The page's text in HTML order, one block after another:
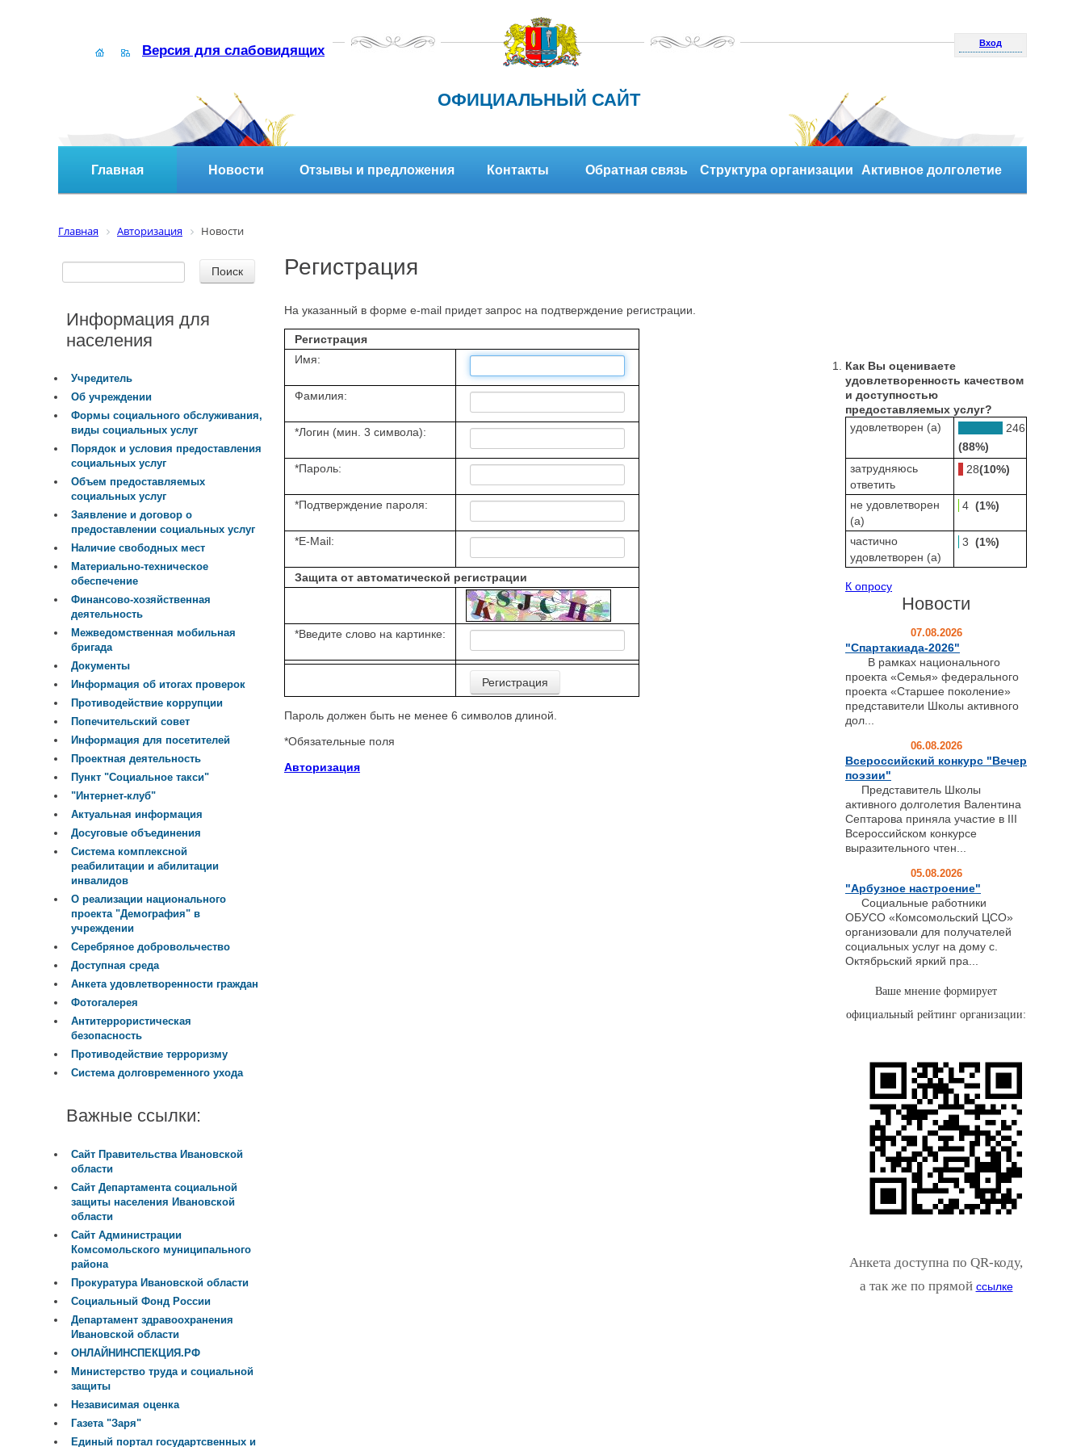
Версия для слабовидящих Вход
ОФИЦИАЛЬНЫЙ САЙТ
Главная Новости Отзывы и предложения Контакты Обратная связь Структура организации Активное долголетие
Главная Авторизация Новости
Регистрация
На указанный в форме e-mail придет запрос на подтверждение регистрации.
Регистрация
Имя:
Фамилия:
*Логин (мин. 3 символа):
*Пароль:
*Подтверждение пароля:
*E-Mail:
Защита от автоматической регистрации
*Введите слово на картинке:
Пароль должен быть не менее 6 символов длиной.
*Обязательные поля
Авторизация
Информация для
населения
Учредитель
Об учреждении
Формы социального обслуживания,
виды социальных услуг
Порядок и условия предоставления
социальных услуг
Объем предоставляемых
социальных услуг
Заявление и договор о
предоставлении социальных услуг
Наличие свободных мест
Материально-техническое
обеспечение
Финансово-хозяйственная
деятельность
Межведомственная мобильная
бригада
Документы
Информация об итогах проверок
Противодействие коррупции
Попечительский совет
Информация для посетителей
Проектная деятельность
Пункт "Социальное такси"
"Интернет-клуб"
Актуальная информация
Досуговые объединения
Система комплексной
реабилитации и абилитации
инвалидов
О реализации национального
проекта "Демография" в
учреждении
Серебряное добровольчество
Доступная среда
Анкета удовлетворенности граждан
Фотогалерея
Антитеррористическая
безопасность
Противодействие терроризму
Система долговременного ухода
Важные ссылки:
Сайт Правительства Ивановской
области
Сайт Департамента социальной
защиты населения Ивановской
области
Сайт Администрации
Комсомольского муниципального
района
Прокуратура Ивановской области
Социальный Фонд России
Департамент здравоохранения
Ивановской области
ОНЛАЙНИНСПЕКЦИЯ.РФ
Министерство труда и социальной
защиты
Независимая оценка
Газета "Заря"
Единый портал государтсвенных и
Как Вы оцениваете
удовлетворенность качеством
и доступностью
предоставляемых услуг?
удовлетворен (а)
246
(88%)
затрудняюсь
ответить
28(10%)
не удовлетворен
(а)
4 (1%)
частично
удовлетворен (а)
3 (1%)
К опросу
Новости
07.08.2026
"Спартакиада-2026"
В рамках национального
проекта «Семья» федерального
проекта «Старшее поколение»
представители Школы активного
дол...
06.08.2026
Всероссийский конкурс "Вечер
поэзии"
Представитель Школы
активного долголетия Валентина
Септарова приняла участие в III
Всероссийском конкурсе
выразительного чтен...
05.08.2026
"Арбузное настроение"
Социальные работники
ОБУСО «Комсомольский ЦСО»
организовали для получателей
социальных услуг на дому с.
Октябрьский яркий пра...
Ваше мнение формирует
официальный рейтинг организации:
Анкета доступна по QR-коду,
а так же по прямой ссылке